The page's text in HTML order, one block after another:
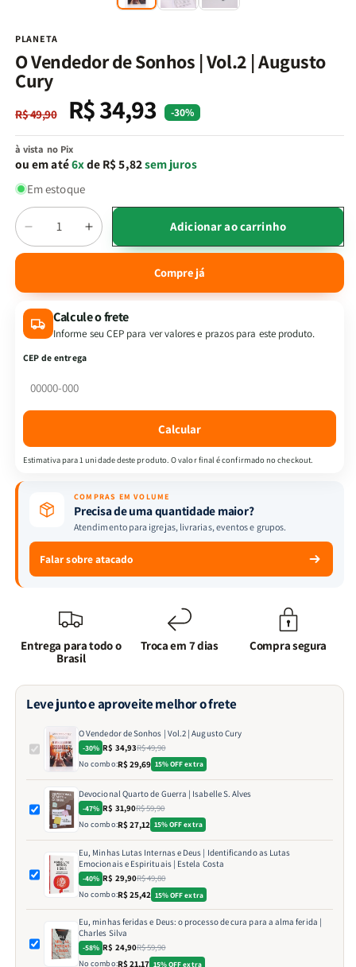
PLANETA
O Vendedor de Sonhos | Vol.2 | Augusto
Cury
Preço
normal
R$ 49,90
Preço
promocional
R$ 34,93 -30%
à vista no Pix
ou em até6xde R$ 5,82sem juros
Em estoque
Quantidade
Diminuir
a
O
Vendedor
de
Sonhos
Vol.2
Aumentar
a
quantidade
O
Vendedor
de
Adicionar ao carrinho
Compre já
Calcule o frete
Informe seu CEP para ver valores e prazos para este produto.
CEP de entrega
Calcular
Estimativa para 1 unidade deste produto. O valor final é confirmado no checkout.
COMPRAS EM VOLUME
Precisa de uma quantidade maior?
Atendimento para igrejas, livrarias, eventos e grupos.
Falar sobre atacado
Entrega para todo o
Brasil
Troca em 7 dias Compra segura
Leve junto e aproveite melhor o frete
O Vendedor de Sonhos | Vol.2 | Augusto Cury
-30% R$ 34,93R$ 49,90
No combo:R$ 29,69 15% OFF extra
Devocional Quarto de Guerra | Isabelle S. Alves
-47% R$ 31,90R$ 59,90
No combo:R$ 27,12 15% OFF extra
Eu, Minhas Lutas Internas e Deus | Identificando as Lutas
Emocionais e Espirituais | Estela Costa
-40% R$ 29,90R$ 49,80
No combo:R$ 25,42 15% OFF extra
Eu, minhas feridas e Deus: o processo de cura para a alma ferida |
Charles Silva
-58% R$ 24,90R$ 59,90
No combo:R$ 21,17 15% OFF extra